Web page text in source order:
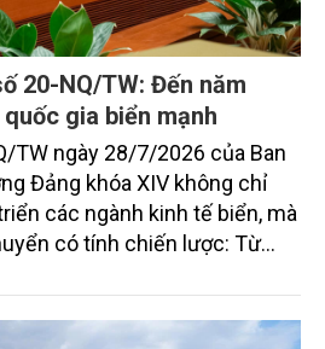
20-NQ/TW: Đến năm
gia biển mạnh
TW ngày 28/7/2026 của Ban
Đảng khóa XIV không chỉ
các ngành kinh tế biển, mà
có tính chiến lược: Từ
biển" sang "xây dựng quốc
bước chuyển ấy, ngành Nông